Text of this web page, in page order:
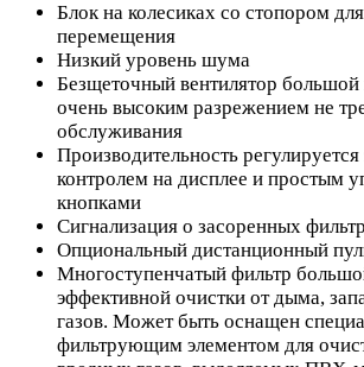
Блок на колесиках со стопором для
перемещения
Низкий уровень шума
Безщеточный вентилятор
очень высоким разрежением не
обслуживания
Производительность регулируется
контролем на дисплее и простым
кнопками
Сигнализация о засоренных
Опциональный дистанционный
Многоступенчатый фильтр
эффективной очистки от дыма,
газов. Может быть оснащен
фильтрующим элементом для